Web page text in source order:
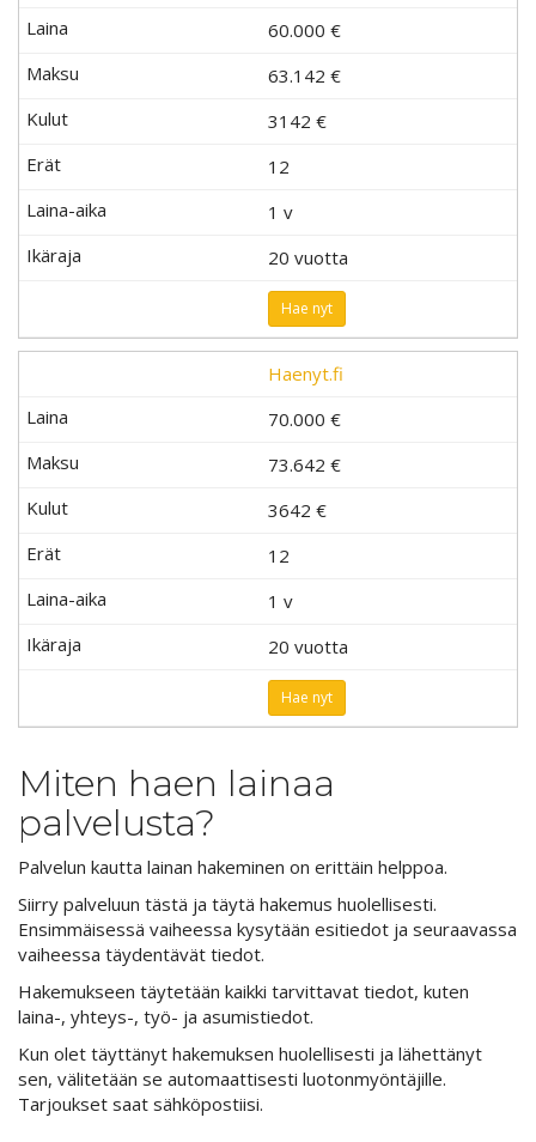
60.000 €
63.142 €
3142 €
12
1 v
20 vuotta
Hae nyt
Haenyt.fi
70.000 €
73.642 €
3642 €
12
1 v
20 vuotta
Hae nyt
Miten haen lainaa
palvelusta?
Palvelun kautta lainan hakeminen on erittäin helppoa.
Siirry palveluun tästä ja täytä hakemus huolellisesti.
Ensimmäisessä vaiheessa kysytään esitiedot ja seuraavassa
vaiheessa täydentävät tiedot.
Hakemukseen täytetään kaikki tarvittavat tiedot, kuten
laina-, yhteys-, työ- ja asumistiedot.
Kun olet täyttänyt hakemuksen huolellisesti ja lähettänyt
sen, välitetään se automaattisesti luotonmyöntäjille.
Tarjoukset saat sähköpostiisi.